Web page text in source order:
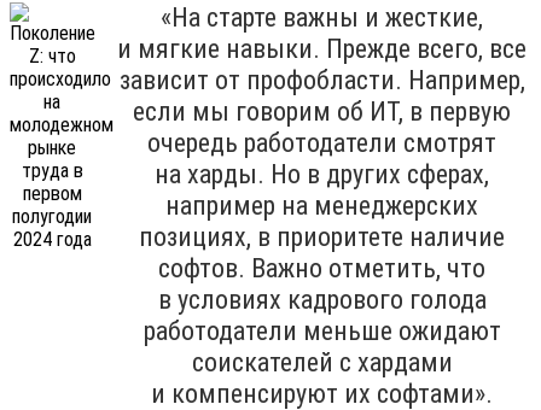
«На старте важны и жесткие,
и мягкие навыки. Прежде всего, все
зависит от профобласти. Например,
если мы говорим об ИТ, в первую
очередь работодатели смотрят
на харды. Но в других сферах,
например на менеджерских
позициях, в приоритете наличие
софтов. Важно отметить, что
в условиях кадрового голода
работодатели меньше ожидают
соискателей с хардами
и компенсируют их софтами».